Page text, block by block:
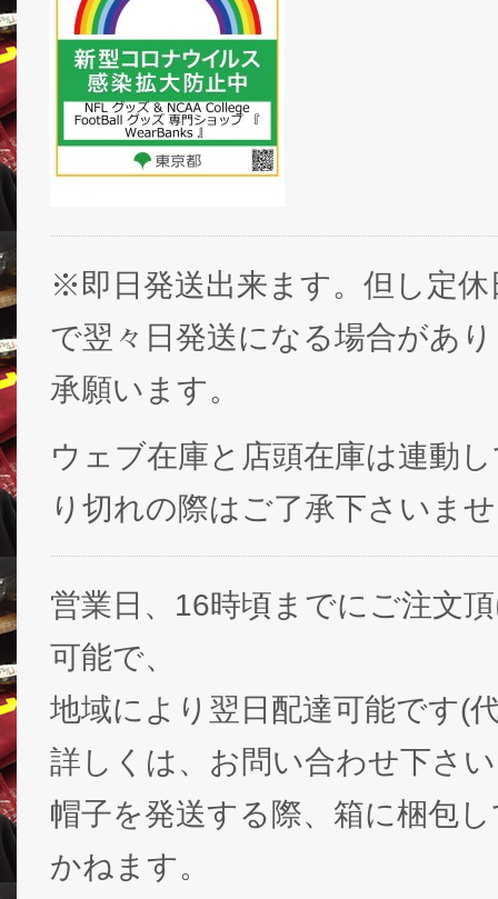
※即日発送出来ます。但し定休
で翌々日発送になる場合があ
承願います。
ウェブ在庫と店頭在庫は連動
り切れの際はご了承下さいま
営業日、16時頃までにご注文
可能で、
地域により翌日配達可能です(
詳しくは、お問い合わせ下さ
帽子を発送する際、箱に梱包
かねます。